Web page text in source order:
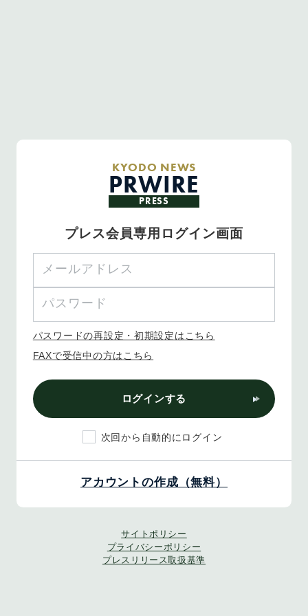
KYODO NEWS
PRWIRE
PRESS
プレス会員専用ログイン画面
パスワードの再設定・初期設定はこちら
FAXで受信中の方はこちら
ログインする
次回から自動的にログイン
アカウントの作成（無料）
サイトポリシー
プライバシーポリシー
プレスリリース取扱基準